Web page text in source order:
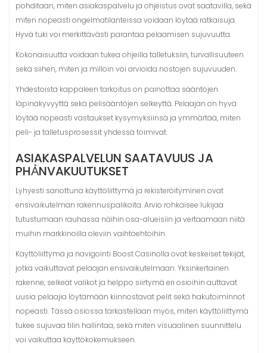
pohditaan, miten asiakaspalvelu ja ohjeistus ovat saatavilla, sekä
miten nopeasti ongelmatilanteissa voidaan löytää ratkaisuja.
Hyvä tuki voi merkittävästi parantaa pelaamisen sujuvuutta.
Kokonaisuutta voidaan tukea ohjeilla talletuksiin, turvallisuuteen
sekä siihen, miten ja milloin voi arvioida nostojen sujuvuuden.
Yhdestoista kappaleen tarkoitus on painottaa sääntöjen
läpinäkyvyyttä sekä pelisääntöjen selkeyttä. Pelaajan on hyvä
löytää nopeasti vastaukset kysymyksiinsä ja ymmärtää, miten
peli- ja talletusprosessit yhdessä toimivat.
ASIAKASPALVELUN SAATAVUUS JA
PHẢNVAKUUTUKSET
Lyhyesti sanottuna käyttöliittymä ja rekisteröityminen ovat
ensivaikutelman rakennuspalikoita. Arvio rohkaisee lukijaa
tutustumaan rauhassa näihin osa-alueisiin ja vertaamaan niitä
muihin markkinoilla oleviin vaihtoehtoihin.
Käyttöliittymä ja navigointi Boost Casinolla ovat keskeiset tekijät,
jotka vaikuttavat pelaajan ensivaikutelmaan. Yksinkertainen
rakenne, selkeät valikot ja helppo siirtymä eri osioihin auttavat
uusia pelaajia löytämään kiinnostavat pelit sekä hakutoiminnot
nopeasti. Tässä osiossa tarkastellaan myös, miten käyttöliittymä
tukee sujuvaa tilin hallintaa, sekä miten visuaalinen suunnittelu
voi vaikuttaa käyttökokemukseen.